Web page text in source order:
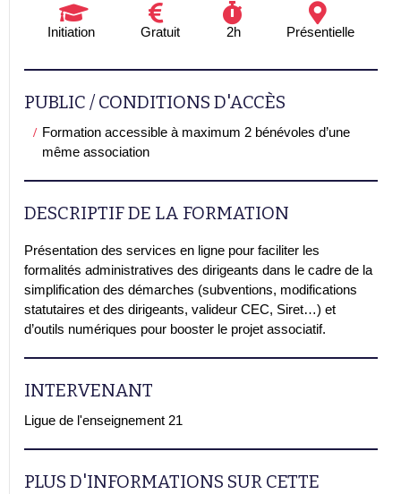
Initiation Gratuit 2h Présentielle
PUBLIC / CONDITIONS D'ACCÈS
Formation accessible à maximum 2 bénévoles d’une
même association
DESCRIPTIF DE LA FORMATION
Présentation des services en ligne pour faciliter les
formalités administratives des dirigeants dans le cadre de la
simplification des démarches (subventions, modifications
statutaires et des dirigeants, valideur CEC, Siret…) et
d’outils numériques pour booster le projet associatif.
INTERVENANT
Ligue de l'enseignement 21
PLUS D'INFORMATIONS SUR CETTE